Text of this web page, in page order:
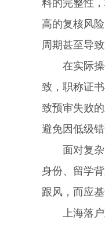
料的完整性
高的复核风
周期甚至导致
在实际操
致，职称证
致预审失败
避免因低级错
面对复杂的
身份、留学
跟风，而应
上海落户政